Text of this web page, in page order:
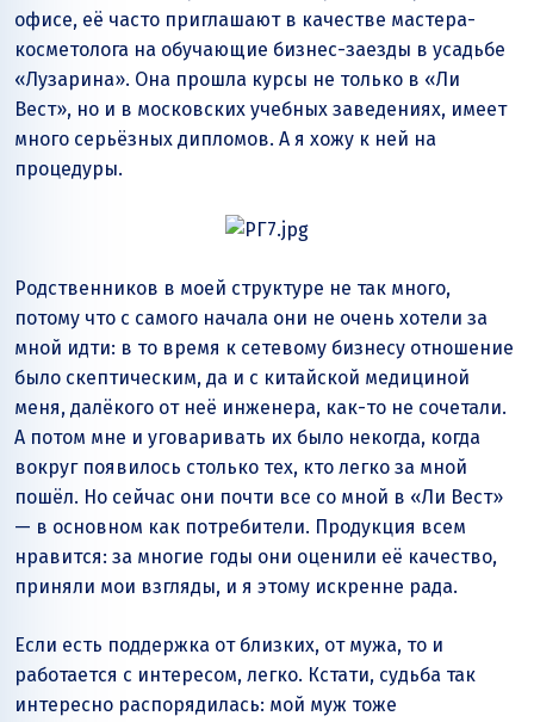
офисе, её часто приглашают в качестве мастера-
косметолога на обучающие бизнес-заезды в усадьбе
«Лузарина». Она прошла курсы не только в «Ли
Вест», но и в московских учебных заведениях, имеет
много серьёзных дипломов. А я хожу к ней на
процедуры.
Родственников в моей структуре не так много,
потому что с самого начала они не очень хотели за
мной идти: в то время к сетевому бизнесу отношение
было скептическим, да и с китайской медициной
меня, далёкого от неё инженера, как-то не сочетали.
А потом мне и уговаривать их было некогда, когда
вокруг появилось столько тех, кто легко за мной
пошёл. Но сейчас они почти все со мной в «Ли Вест»
— в основном как потребители. Продукция всем
нравится: за многие годы они оценили её качество,
приняли мои взгляды, и я этому искренне рада.
Если есть поддержка от близких, от мужа, то и
работается с интересом, легко. Кстати, судьба так
интересно распорядилась: мой муж тоже